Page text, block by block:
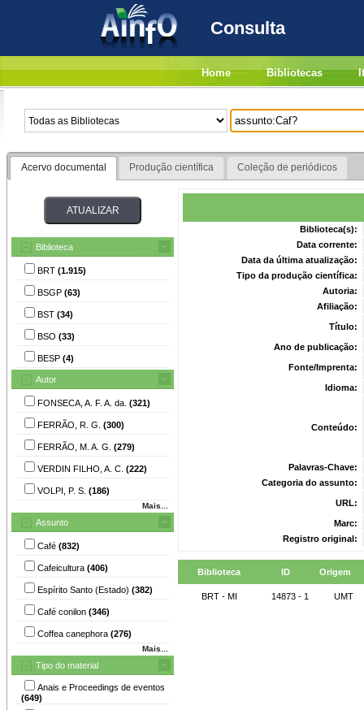
Consulta
Home Bibliotecas
Acervo documental Produção científica Coleção de periódicos
Biblioteca
BRT (1.915)
BSGP (63)
BST (34)
BSO (33)
BESP (4)
Autor
FONSECA, A. F. A. da. (321)
FERRÃO, R. G. (300)
FERRÃO, M. A. G. (279)
VERDIN FILHO, A. C. (222)
VOLPI, P. S. (186)
Mais...
Assunto
Café (832)
Cafeicultura (406)
Espírito Santo (Estado) (382)
Café conilon (346)
Coffea canephora (276)
Mais...
Tipo do material
Anais e Proceedings de eventos
(649)
Biblioteca(s):
Data corrente:
Data da última atualização:
Tipo da produção científica:
Autoria:
Afiliação:
Título:
Ano de publicação:
Fonte/Imprenta:
Idioma:
Conteúdo:
Palavras-Chave:
Categoria do assunto:
URL:
Marc:
Registro original:
Biblioteca ID Origem
BRT - MI 14873 - 1 UMT